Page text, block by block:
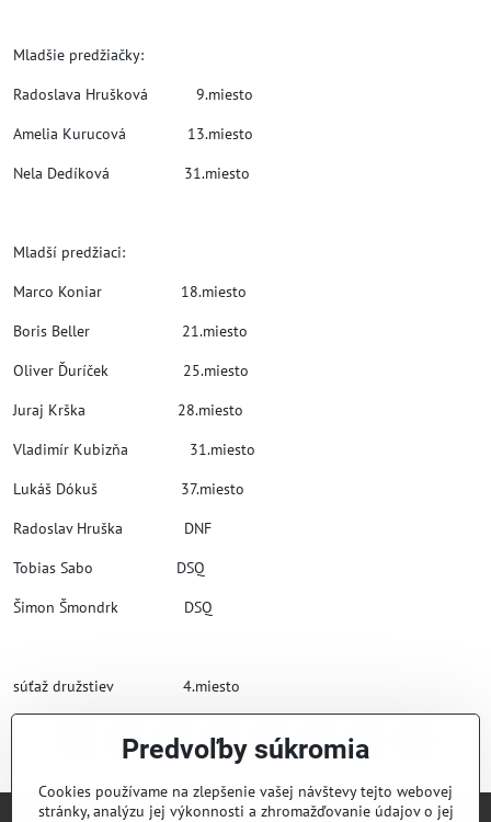
Mladšie predžiačky:
Radoslava Hrušková 9.miesto
Amelia Kurucová 13.miesto
Nela Dedíková 31.miesto
Mladší predžiaci:
Marco Koniar 18.miesto
Boris Beller 21.miesto
Oliver Ďuríček 25.miesto
Juraj Krška 28.miesto
Vladimír Kubizňa 31.miesto
Lukáš Dókuš 37.miesto
Radoslav Hruška DNF
Tobias Sabo DSQ
Šimon Šmondrk DSQ
súťaž družstiev 4.miesto
FacebookTwitterBlueskyPinterestReddit LinkedInWhatsApp
Predvoľby súkromia
Cookies používame na zlepšenie vašej návštevy tejto webovej
stránky, analýzu jej výkonnosti a zhromažďovanie údajov o jej